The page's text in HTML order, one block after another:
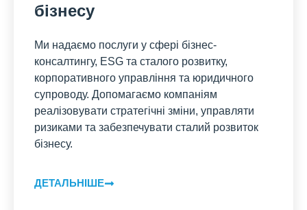
бізнесу
Ми надаємо послуги у сфері бізнес-
консалтингу, ESG та сталого розвитку,
корпоративного управління та юридичного
супроводу. Допомагаємо компаніям
реалізовувати стратегічні зміни, управляти
ризиками та забезпечувати сталий розвиток
бізнесу.
ДЕТАЛЬНІШЕ